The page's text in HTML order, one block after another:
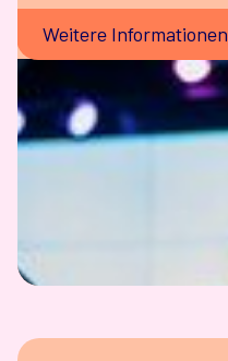
Weitere Informationen